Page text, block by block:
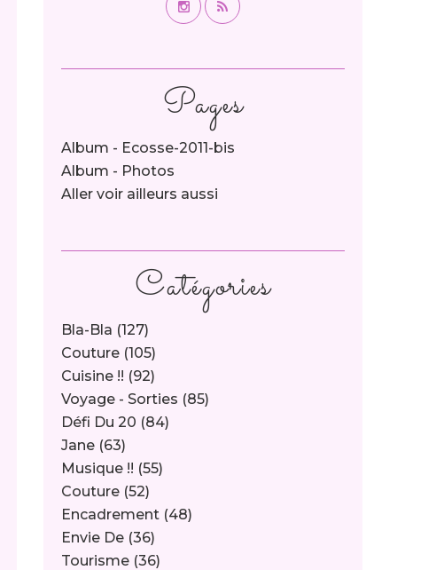
Catégories
Bla-Bla (127)
Couture (105)
Cuisine !! (92)
Voyage - Sorties (85)
Défi Du 20 (84)
Jane (63)
Musique !! (55)
Couture (52)
Encadrement (48)
Envie De (36)
Tourisme (36)
Pages
Album - Ecosse-2011-bis
Album - Photos
Aller voir ailleurs aussi